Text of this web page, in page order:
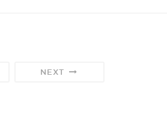
NEXT